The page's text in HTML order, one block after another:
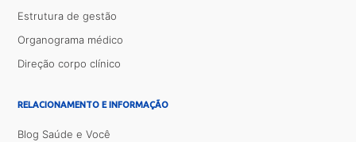
Estrutura de gestão
Organograma médico
Direção corpo clínico
RELACIONAMENTO E INFORMAÇÃO
Blog Saúde e Você